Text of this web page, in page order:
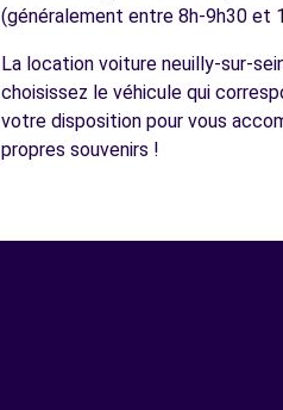
(généralement entre 8h-9h30 et
La location voiture neuilly-sur-
choisissez le véhicule qui
votre disposition pour vous
propres souvenirs !